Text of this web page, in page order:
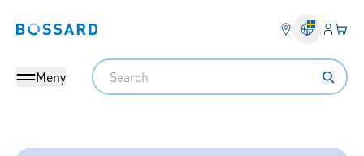
Bossard homepage Din
Meny
Search